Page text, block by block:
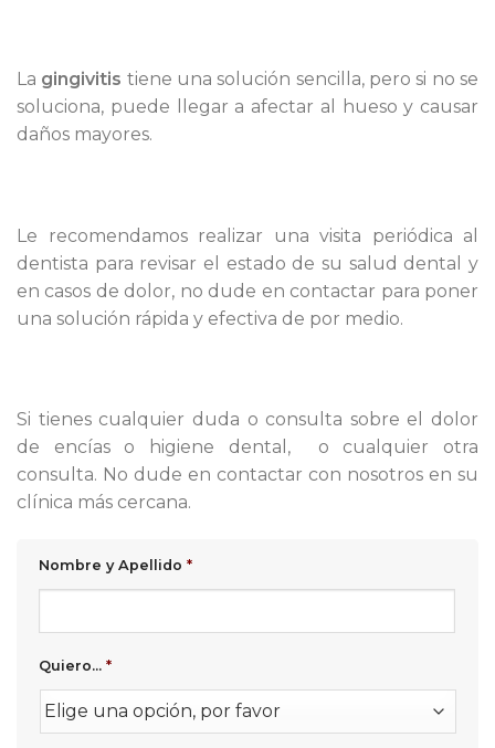
La gingivitis tiene una solución sencilla, pero si no se
soluciona, puede llegar a afectar al hueso y causar
daños mayores.
Le recomendamos realizar una visita periódica al
dentista para revisar el estado de su salud dental y
en casos de dolor, no dude en contactar para poner
una solución rápida y efectiva de por medio.
Si tienes cualquier duda o consulta sobre el dolor
de encías o higiene dental, o cualquier otra
consulta. No dude en contactar con nosotros en su
clínica más cercana.
Nombre y Apellido *
Quiero... *